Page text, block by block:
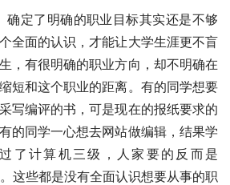
确定了明确的职业目标其实还是不够
全面的认识，才能让大学生涯更不盲
，有很明确的职业方向，却不明确在
短和这个职业的距离。有的同学想要
写编评的书，可是现在的报纸要求的
的同学一心想去网站做编辑，结果学
了计算机三级，人家要的反而是
这些都是没有全面认识想要从事的职